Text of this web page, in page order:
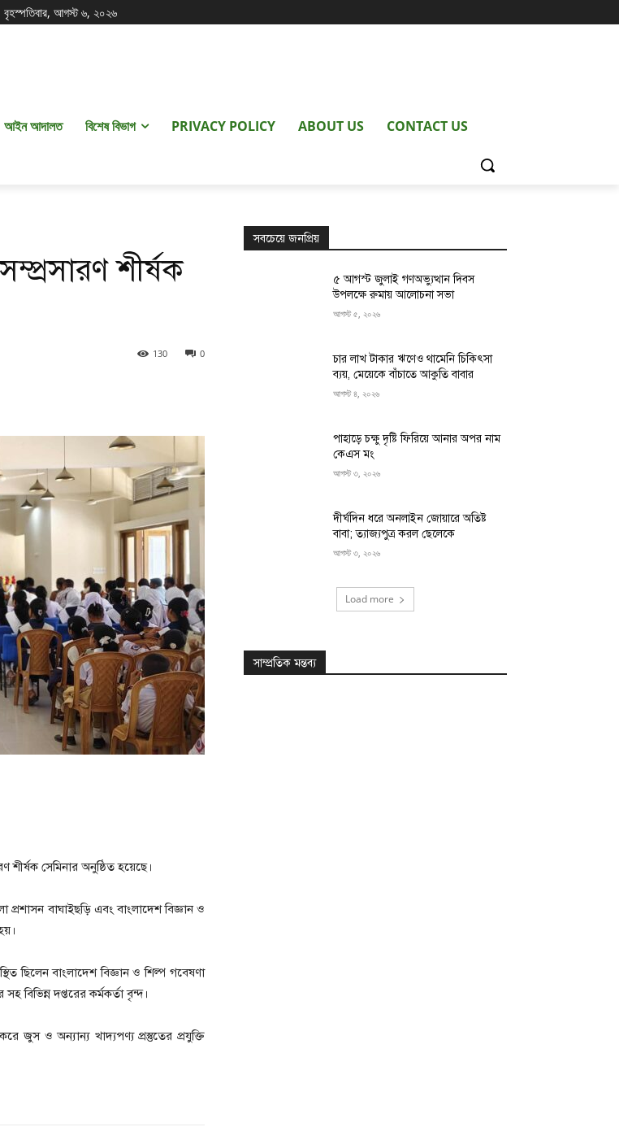
বৃহস্পতিবার, আগস্ট ৬, ২০২৬
আইন আদালত বিশেষ বিভাগ PRIVACY POLICY ABOUT US CONTACT US
শীর্ষক
0
130
শীর্ষক সেমিনার অনুষ্ঠিত হয়েছে।
বাঘাইছড়ি এবং বাংলাদেশ বিজ্ঞান ও
ছিলেন বাংলাদেশ বিজ্ঞান ও শিল্প গবেষণা
বিভিন্ন দপ্তরের কর্মকর্তা বৃন্দ।
জুস ও অন্যান্য খাদ্যপণ্য প্রস্তুতের প্রযুক্তি
সবচেয়ে জনপ্রিয়
৫ আগস্ট জুলাই গণঅভ্যুত্থান দিবস
উপলক্ষে রুমায় আলোচনা সভা
আগস্ট ৫, ২০২৬
চার লাখ টাকার ঋণেও থামেনি চিকিৎসা
ব্যয়, মেয়েকে বাঁচাতে আকুতি বাবার
আগস্ট ৪, ২০২৬
পাহাড়ে চক্ষু দৃষ্টি ফিরিয়ে আনার অপর নাম
কেএস মং
আগস্ট ৩, ২০২৬
দীর্ঘদিন ধরে অনলাইন জোয়ারে অতিষ্ট
বাবা; ত্যাজ্যপুত্র করল ছেলেকে
আগস্ট ৩, ২০২৬
Load more
সাম্প্রতিক মন্তব্য